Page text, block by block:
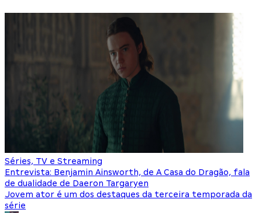
Séries, TV e Streaming
Entrevista: Benjamin Ainsworth, de A Casa do Dragão, fala
de dualidade de Daeron Targaryen
Jovem ator é um dos destaques da terceira temporada da
série